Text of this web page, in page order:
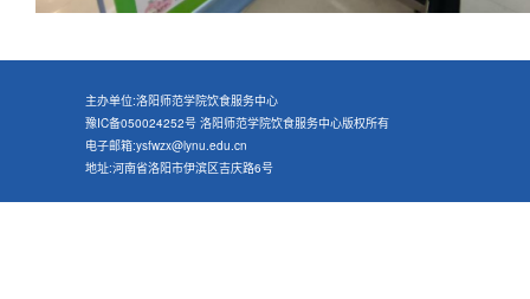
主办单位:洛阳师范学院饮食服务中心
豫IC备050024252号 洛阳师范学院饮食服务中心版权所有
电子邮箱:ysfwzx@lynu.edu.cn
地址:河南省洛阳市伊滨区吉庆路6号